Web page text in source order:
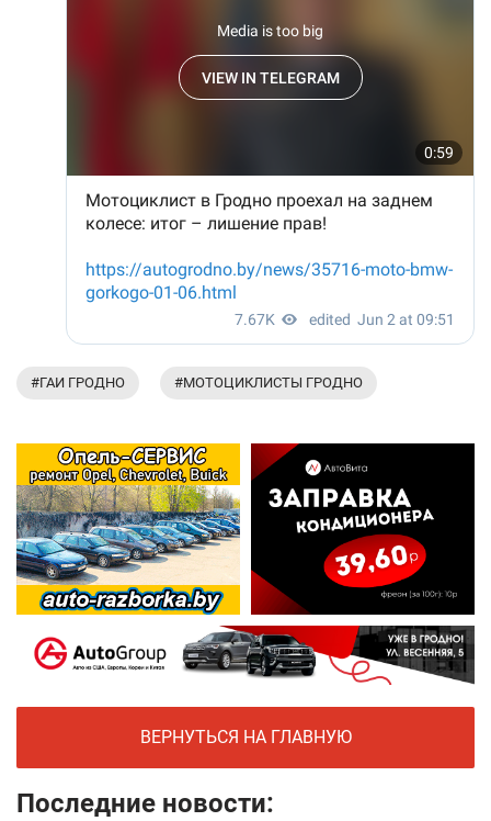
#ГАИ ГРОДНО #МОТОЦИКЛИСТЫ ГРОДНО
ВЕРНУТЬСЯ НА ГЛАВНУЮ
Последние новости: